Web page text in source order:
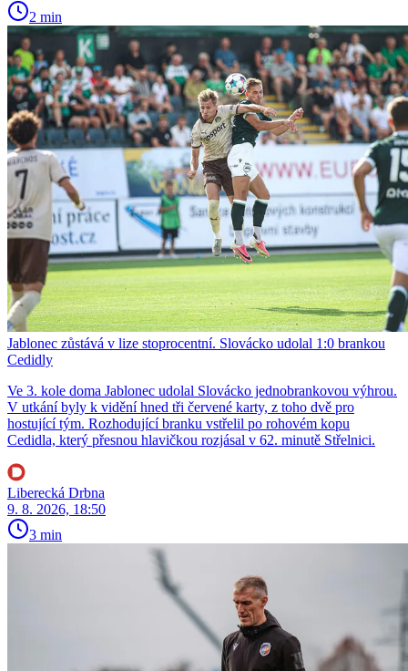
2 min
Jablonec zůstává v lize stoprocentní. Slovácko udolal 1:0 brankou
Cedidly
Ve 3. kole doma Jablonec udolal Slovácko jednobrankovou výhrou.
V utkání byly k vidění hned tři červené karty, z toho dvě pro
hostující tým. Rozhodující branku vstřelil po rohovém kopu
Cedidla, který přesnou hlavičkou rozjásal v 62. minutě Střelnici.
Liberecká Drbna
9. 8. 2026, 18:50
3 min